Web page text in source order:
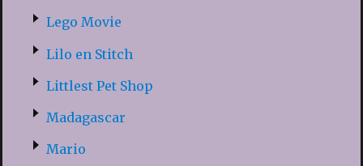
Lego Movie
Lilo en Stitch
Littlest Pet Shop
Madagascar
Mario